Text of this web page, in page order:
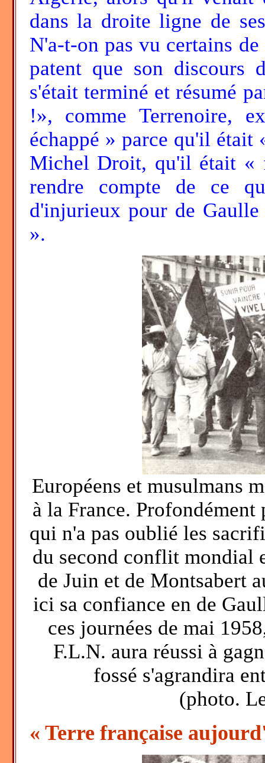
dans la droite ligne de
N'a-t-on pas vu certains
patent que son discours
s'était terminé et résumé
!», comme Terrenoire,
échappé » parce qu'il était
Michel Droit, qu'il était «
rendre compte de ce
d'injurieux pour de
».
Européens et musulmans
à la France.
qui n'a pas oublié les
du second conflit mondial
de Juin et de Montsabert
ici sa confiance en de
ces journées de mai
F.L.N. aura réussi à
fossé s'agrandira
(photo.
« Terre française